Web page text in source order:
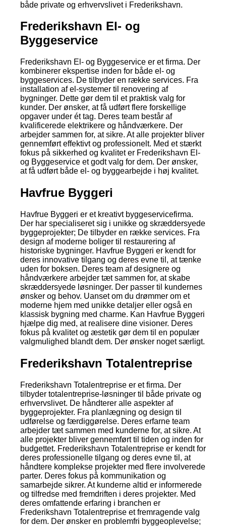
både private og erhvervslivet i Frederikshavn.
Frederikshavn El- og
Byggeservice
Frederikshavn El- og Byggeservice er et firma. Der
kombinerer ekspertise inden for både el- og
byggeservices. De tilbyder en række services. Fra
installation af el-systemer til renovering af
bygninger. Dette gør dem til et praktisk valg for
kunder. Der ønsker, at få udført flere forskellige
opgaver under ét tag. Deres team består af
kvalificerede elektrikere og håndværkere. Der
arbejder sammen for, at sikre. At alle projekter bliver
gennemført effektivt og professionelt. Med et stærkt
fokus på sikkerhed og kvalitet er Frederikshavn El-
og Byggeservice et godt valg for dem. Der ønsker,
at få udført både el- og byggearbejde i høj kvalitet.
Havfrue Byggeri
Havfrue Byggeri er et kreativt byggeservicefirma.
Der har specialiseret sig i unikke og skræddersyede
byggeprojekter; De tilbyder en række services. Fra
design af moderne boliger til restaurering af
historiske bygninger. Havfrue Byggeri er kendt for
deres innovative tilgang og deres evne til, at tænke
uden for boksen. Deres team af designere og
håndværkere arbejder tæt sammen for, at skabe
skræddersyede løsninger. Der passer til kundernes
ønsker og behov. Uanset om du drømmer om et
moderne hjem med unikke detaljer eller også en
klassisk bygning med charme. Kan Havfrue Byggeri
hjælpe dig med, at realisere dine visioner. Deres
fokus på kvalitet og æstetik gør dem til en populær
valgmulighed blandt dem. Der ønsker noget særligt.
Frederikshavn Totalentreprise
Frederikshavn Totalentreprise er et firma. Der
tilbyder totalentreprise-løsninger til både private og
erhvervslivet. De håndterer alle aspekter af
byggeprojekter. Fra planlægning og design til
udførelse og færdiggørelse. Deres erfarne team
arbejder tæt sammen med kunderne for, at sikre. At
alle projekter bliver gennemført til tiden og inden for
budgettet. Frederikshavn Totalentreprise er kendt for
deres professionelle tilgang og deres evne til, at
håndtere komplekse projekter med flere involverede
parter. Deres fokus på kommunikation og
samarbejde sikrer. At kunderne altid er informerede
og tilfredse med fremdriften i deres projekter. Med
deres omfattende erfaring i branchen er
Frederikshavn Totalentreprise et fremragende valg
for dem. Der ønsker en problemfri byggeoplevelse;